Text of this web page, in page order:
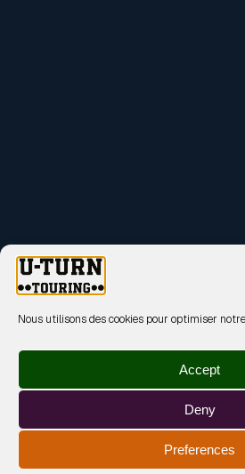
Nous utilisons des cookies pour optimiser
Accept
Deny
Preferences